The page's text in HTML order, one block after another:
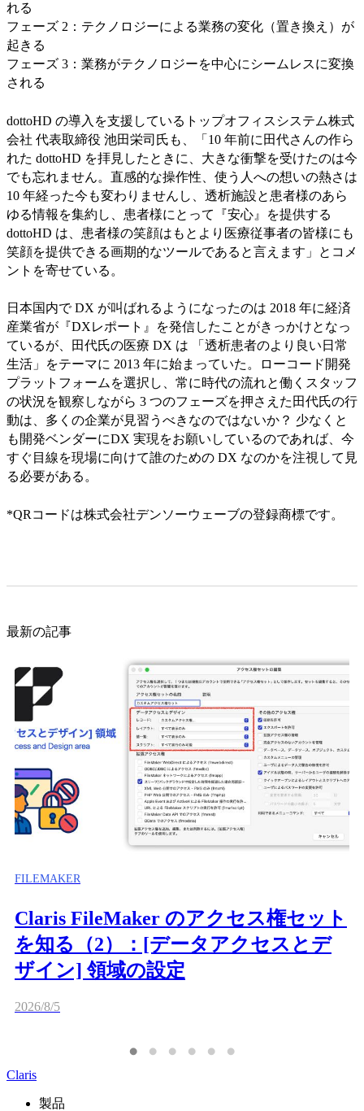
れる
フェーズ 2：テクノロジーによる業務の変化（置き換え）が
起きる
フェーズ 3：業務がテクノロジーを中心にシームレスに変換
される
dottoHD の導入を支援しているトップオフィスシステム株式
会社 代表取締役 池田栄司氏も、「10 年前に田代さんの作ら
れた dottoHD を拝見したときに、大きな衝撃を受けたのは今
でも忘れません。直感的な操作性、使う人への想いの熱さは
10 年経った今も変わりませんし、透析施設と患者様のあら
ゆる情報を集約し、患者様にとって『安心』を提供する
dottoHD は、患者様の笑顔はもとより医療従事者の皆様にも
笑顔を提供できる画期的なツールであると言えます」とコメ
ントを寄せている。
日本国内で DX が叫ばれるようになったのは 2018 年に経済
産業省が『DXレポート』を発信したことがきっかけとなっ
ているが、田代氏の医療 DX は 「透析患者のより良い日常
生活」をテーマに 2013 年に始まっていた。ローコード開発
プラットフォームを選択し、常に時代の流れと働くスタッフ
の状況を観察しながら 3 つのフェーズを押さえた田代氏の行
動は、多くの企業が見習うべきなのではないか？ 少なくと
も開発ベンダーにDX 実現をお願いしているのであれば、今
すぐ目線を現場に向けて誰のための DX なのかを注視して見
る必要がある。
*QRコードは株式会社デンソーウェーブの登録商標です。
最新の記事
FILEMAKER
Claris FileMaker のアクセス権セット
を知る（2）：[データアクセスとデ
ザイン] 領域の設定
2026/8/5
Claris
製品